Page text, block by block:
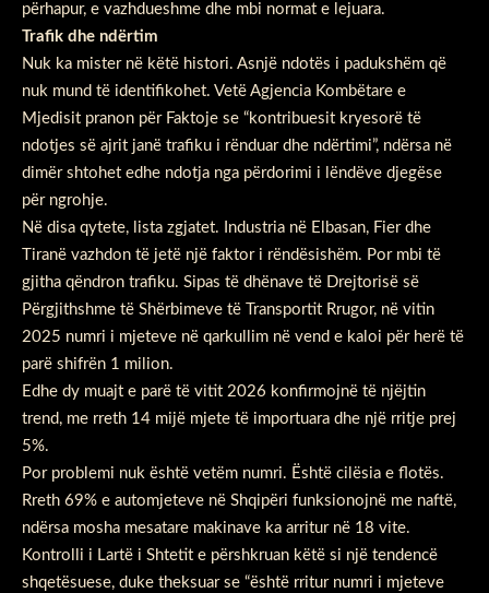
përhapur, e vazhdueshme dhe mbi normat e lejuara.
Trafik dhe ndërtim
Nuk ka mister në këtë histori. Asnjë ndotës i padukshëm që
nuk mund të identifikohet. Vetë Agjencia Kombëtare e
Mjedisit pranon për Faktoje se “kontribuesit kryesorë të
ndotjes së ajrit janë trafiku i rënduar dhe ndërtimi”, ndërsa në
dimër shtohet edhe ndotja nga përdorimi i lëndëve djegëse
për ngrohje.
Në disa qytete, lista zgjatet. Industria në Elbasan, Fier dhe
Tiranë vazhdon të jetë një faktor i rëndësishëm. Por mbi të
gjitha qëndron trafiku. Sipas të dhënave të Drejtorisë së
Përgjithshme të Shërbimeve të Transportit Rrugor, në vitin
2025 numri i mjeteve në qarkullim në vend e kaloi për herë të
parë shifrën 1 milion.
Edhe dy muajt e parë të vitit 2026 konfirmojnë të njëjtin
trend, me rreth 14 mijë mjete të importuara dhe një rritje prej
5%.
Por problemi nuk është vetëm numri. Është cilësia e flotës.
Rreth 69% e automjeteve në Shqipëri funksionojnë me naftë,
ndërsa mosha mesatare makinave ka arritur në 18 vite.
Kontrolli i Lartë i Shtetit e përshkruan këtë si një tendencë
shqetësuese, duke theksuar se “është rritur numri i mjeteve